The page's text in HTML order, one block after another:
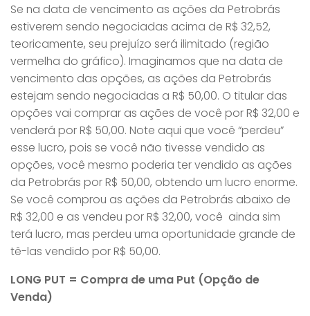
Se na data de vencimento as ações da Petrobrás
estiverem sendo negociadas acima de R$ 32,52,
teoricamente, seu prejuízo será ilimitado (região
vermelha do gráfico). Imaginamos que na data de
vencimento das opções, as ações da Petrobrás
estejam sendo negociadas a R$ 50,00. O titular das
opções vai comprar as ações de você por R$ 32,00 e
venderá por R$ 50,00. Note aqui que você “perdeu”
esse lucro, pois se você não tivesse vendido as
opções, você mesmo poderia ter vendido as ações
da Petrobrás por R$ 50,00, obtendo um lucro enorme.
Se você comprou as ações da Petrobrás abaixo de
R$ 32,00 e as vendeu por R$ 32,00, você ainda sim
terá lucro, mas perdeu uma oportunidade grande de
tê-las vendido por R$ 50,00.
LONG PUT = Compra de uma Put (Opção de
Venda)